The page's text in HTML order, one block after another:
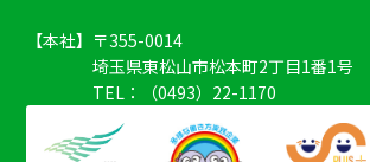
【本社】 〒355-0014
埼玉県東松山市松本町2丁目1番1号
TEL：（0493）22-1170